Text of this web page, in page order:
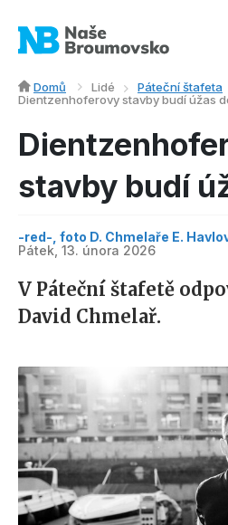
Domů Lidé
Páteční štafeta
Dientzenhoferovy stavby budí úžas
stavby budí
-red-, foto D. Chmelaře E.
Pátek, 13. února 2026
V Páteční štafetě
David Chmelař.